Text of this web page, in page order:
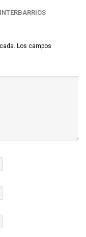
INTERBARRIOS
Los campos